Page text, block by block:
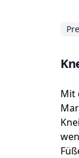
Mit